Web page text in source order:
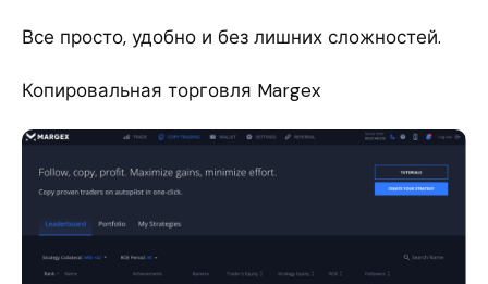
Все просто, удобно и без лишних сложностей.
Копировальная торговля Margex